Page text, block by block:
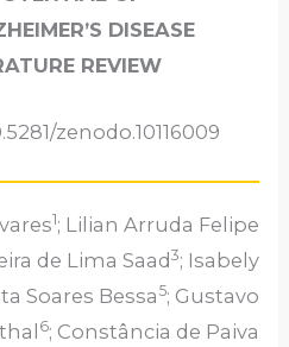
DISEASE
REVIEW
zenodo.10116009
1; Lilian Arruda Felipe
de Lima Saad 3; Isabely
Soares Bessa 5; Gustavo
6; Constância de Paiva